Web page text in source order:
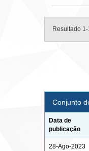
Resultado
Conjunto
Data de
publicação
28-Ago-2023